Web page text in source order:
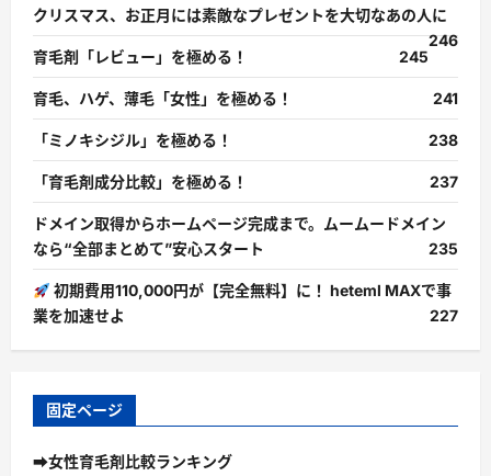
クリスマス、お正月には素敵なプレゼントを大切なあの人に
246
育毛剤「レビュー」を極める！
245
育毛、ハゲ、薄毛「女性」を極める！ 241
「ミノキシジル」を極める！ 238
「育毛剤成分比較」を極める！ 237
ドメイン取得からホームページ完成まで。ムームードメイン
なら“全部まとめて”安心スタート
235
初期費用110,000円が【完全無料】に！ heteml MAXで事
業を加速せよ
227
固定ページ
➡女性育毛剤比較ランキング